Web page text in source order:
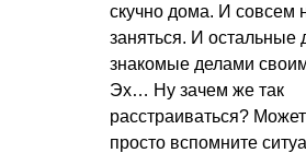
скучно дома. И совсем
заняться. И остальные
знакомые делами
Эх… Ну зачем же так
расстраиваться?
просто вспомните